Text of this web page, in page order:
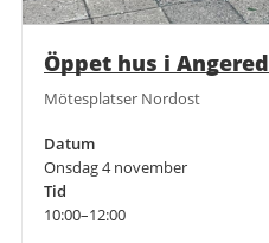
Öppet hus i Angered
Mötesplatser Nordost
Datum
Onsdag 4 november
Tid
10:00–12:00